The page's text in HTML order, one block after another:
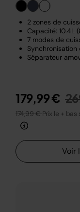
2 zones de
Capacité: 10.4L
7 modes de
Synchronisation
Séparateur
179,99 €
174,99 €Prix le + bas
Voir